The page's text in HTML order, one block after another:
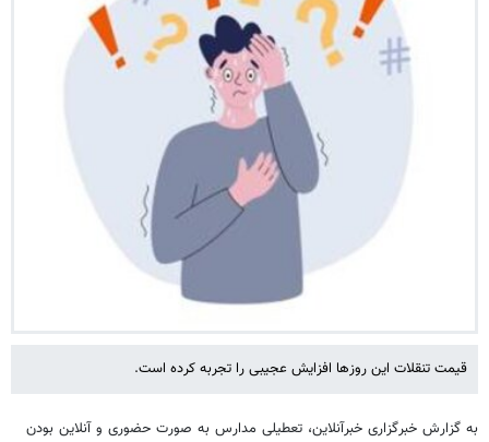
قیمت تنقلات این روزها افزایش عجیبی را تجربه کرده است.
به گزارش خبرگزاری خبرآنلاین، تعطیلی مدارس به صورت حضوری و آنلاین بودن